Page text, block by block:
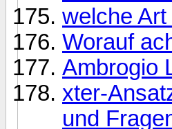
welche
Worauf
Ambrogio
xter-
und